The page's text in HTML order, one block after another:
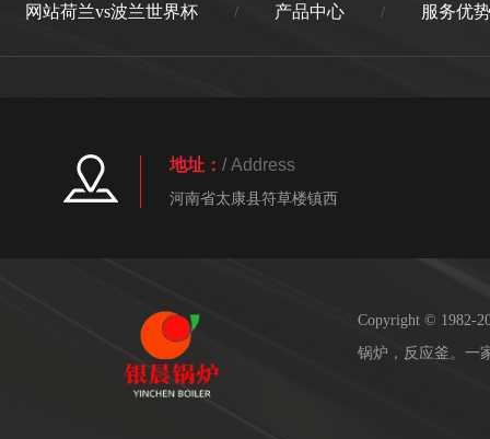
网站荷兰vs波兰世界杯 / 产品中心 / 服务优势
地址： / Address
河南省太康县符草楼镇西
Copyright © 1982-
锅炉，反应釜。一